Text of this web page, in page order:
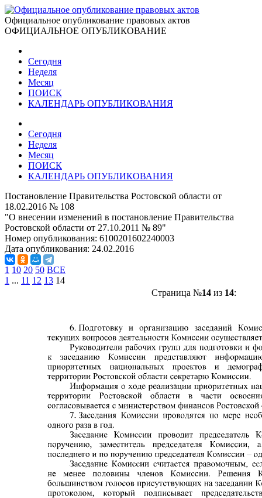
Официальное опубликование правовых актов
ОФИЦИАЛЬНОЕ ОПУБЛИКОВАНИЕ
Сегодня
Неделя
Месяц
ПОИСК
КАЛЕНДАРЬ ОПУБЛИКОВАНИЯ
Сегодня
Неделя
Месяц
ПОИСК
КАЛЕНДАРЬ ОПУБЛИКОВАНИЯ
Постановление Правительства Ростовской области от
18.02.2016 № 108
"О внесении изменений в постановление Правительства
Ростовской области от 27.10.2011 № 89"
Номер опубликования: 6100201602240003
Дата опубликования: 24.02.2016
1 10 20 50 ВСЕ
1 ... 11 12 13 14
Страница №14из 14: